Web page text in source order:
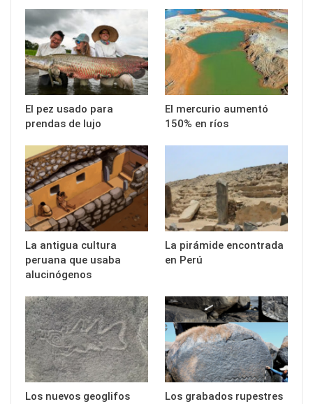
El pez usado para
prendas de lujo
El mercurio aumentó
150% en ríos
La antigua cultura
peruana que usaba
alucinógenos
La pirámide encontrada
en Perú
Los nuevos geoglifos
Los grabados rupestres